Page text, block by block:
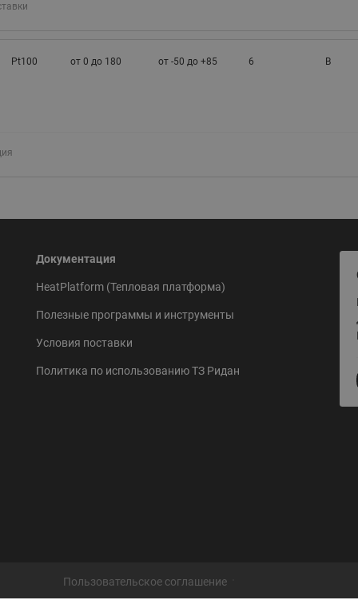
Pt100 от 0 до 180 от -50 до +85 6 B
Документация
HeatPlatform (Тепловая платформа)
Полезные программы и инструменты
Условия поставки
Политика по использованию ТЗ Ридан
Пользовательское соглашение